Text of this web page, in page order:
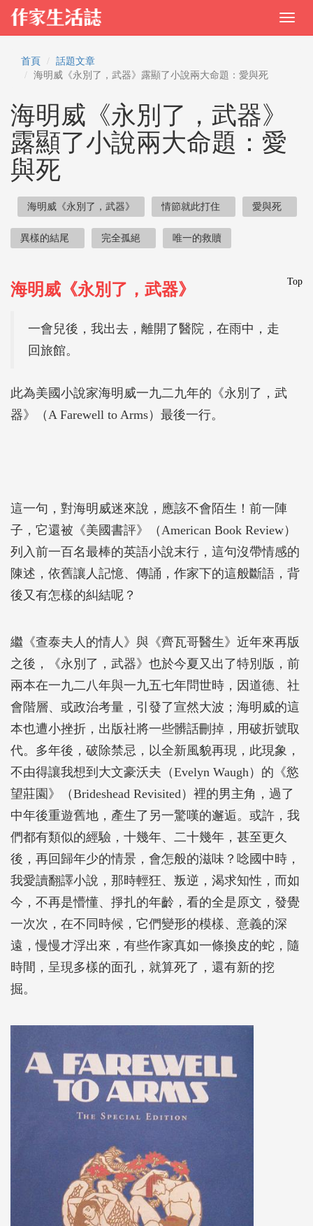
首頁
話題文章
海明威《永別了，武器》露顯了小說兩大命題：愛與死
海明威《永別了，武器》
露顯了小說兩大命題：愛
與死
海明威《永別了，武器》 情節就此打住 愛與死
異樣的結尾 完全孤絕 唯一的救贖
Top
海明威《永別了，武器》
一會兒後，我出去，離開了醫院，在雨中，走
回旅館。
此為美國小說家海明威一九二九年的《永別了，武
器》（A Farewell to Arms）最後一行。
這一句，對海明威迷來說，應該不會陌生！前一陣
子，它還被《美國書評》（American Book Review）
列入前一百名最棒的英語小說末行，這句沒帶情感的
陳述，依舊讓人記憶、傳誦，作家下的這般斷語，背
後又有怎樣的糾結呢？
繼《查泰夫人的情人》與《齊瓦哥醫生》近年來再版
之後，《永別了，武器》也於今夏又出了特別版，前
兩本在一九二八年與一九五七年問世時，因道德、社
會階層、或政治考量，引發了宣然大波；海明威的這
本也遭小挫折，出版社將一些髒話刪掉，用破折號取
代。多年後，破除禁忌，以全新風貌再現，此現象，
不由得讓我想到大文豪沃夫（Evelyn Waugh）的《慾
望莊園》（Brideshead Revisited）裡的男主角，過了
中年後重遊舊地，產生了另一驚嘆的邂逅。或許，我
們都有類似的經驗，十幾年、二十幾年，甚至更久
後，再回歸年少的情景，會怎般的滋味？唸國中時，
我愛讀翻譯小說，那時輕狂、叛逆，渴求知性，而如
今，不再是懵懂、掙扎的年齡，看的全是原文，發覺
一次次，在不同時候，它們變形的模樣、意義的深
遠，慢慢才浮出來，有些作家真如一條換皮的蛇，隨
時間，呈現多樣的面孔，就算死了，還有新的挖
掘。